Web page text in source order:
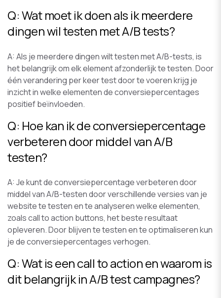
Q: Wat moet ik doen als ik meerdere
dingen wil testen met A/B tests?
A: Als je meerdere dingen wilt testen met A/B-tests, is
het belangrijk om elk element afzonderlijk te testen. Door
één verandering per keer test door te voeren krijg je
inzicht in welke elementen de conversiepercentages
positief beïnvloeden.
Q: Hoe kan ik de conversiepercentage
verbeteren door middel van A/B
testen?
A: Je kunt de conversiepercentage verbeteren door
middel van A/B-testen door verschillende versies van je
website te testen en te analyseren welke elementen,
zoals call to action buttons, het beste resultaat
opleveren. Door blijven te testen en te optimaliseren kun
je de conversiepercentages verhogen.
Q: Wat is een call to action en waarom is
dit belangrijk in A/B test campagnes?